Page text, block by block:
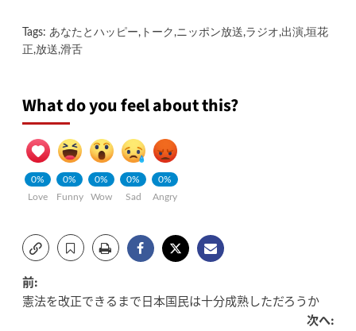
Tags: あなたとハッピー,トーク ,ニッポン放送,ラジオ,出演,垣花
正 ,放送,滑舌
What do you feel about this?
0%
Love
0%
Funny
0%
Wow
0%
Sad
0%
Angry
投
前:
憲法を改正できるまで日本国民は十分成熟しただろうか
次へ: